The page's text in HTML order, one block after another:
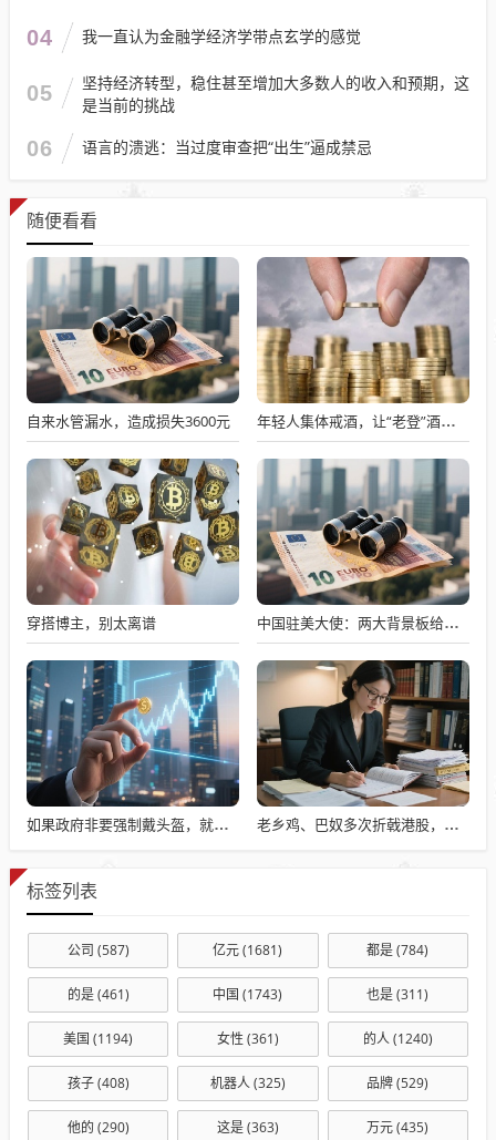
04 我一直认为金融学经济学带点玄学的感觉
05
坚持经济转型，稳住甚至增加大多数人的收入和预期，这
是当前的挑战
06 语言的溃逃：当过度审查把“出生”逼成禁忌
随便看看
自来水管漏水，造成损失3600元 年轻人集体戒酒，让“老登”酒企的天快塌了
穿搭博主，别太离谱 中国驻美大使：两大背景板给中美经贸关系发展带来新的重要机遇
如果政府非要强制戴头盔，就得先让电动自行车有个放头盔的地方 老乡鸡、巴奴多次折戟港股，餐饮上市变难了吗？
标签列表
公司 (587) 亿元(1681) 都是(784)
的是(461) 中国 (1743) 也是(311)
美国 (1194) 女性 (361) 的人(1240)
孩子(408) 机器人(325) 品牌(529)
他的 (290) 这是(363) 万元(435)